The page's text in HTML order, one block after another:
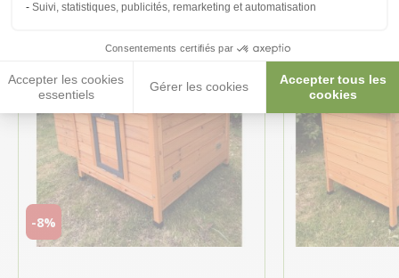
Suivi, statistiques, publicités, remarketing et automatisation
Consentements certifiés par
Accepter les cookies
essentiels
Gérer les cookies
Accepter tous les
cookies
-8%